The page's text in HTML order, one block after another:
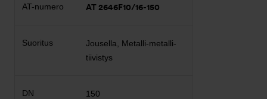
AT 2646F10/16-150
Jousella, Metalli-metalli-
tiivistys
150